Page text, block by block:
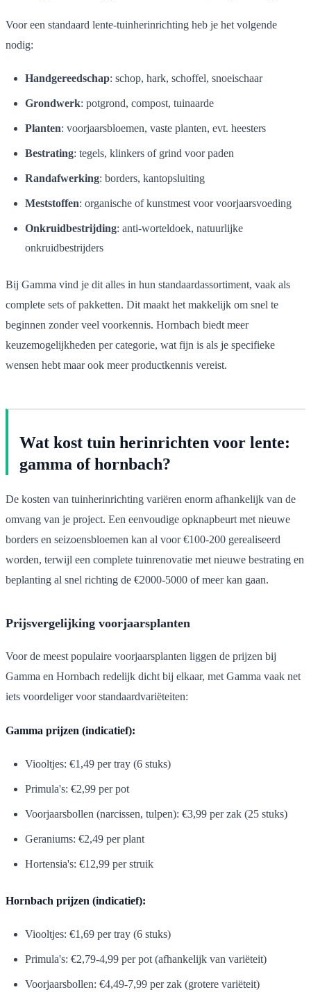
Voor een standaard lente-tuinherinrichting heb je het volgende
nodig:
Handgereedschap: schop, hark, schoffel, snoeischaar
Grondwerk: potgrond, compost, tuinaarde
Planten: voorjaarsbloemen, vaste planten, evt. heesters
Bestrating: tegels, klinkers of grind voor paden
Randafwerking: borders, kantopsluiting
Meststoffen: organische of kunstmest voor voorjaarsvoeding
Onkruidbestrijding: anti-worteldoek, natuurlijke
onkruidbestrijders
Bij Gamma vind je dit alles in hun standaardassortiment, vaak als
complete sets of pakketten. Dit maakt het makkelijk om snel te
beginnen zonder veel voorkennis. Hornbach biedt meer
keuzemogelijkheden per categorie, wat fijn is als je specifieke
wensen hebt maar ook meer productkennis vereist.
Wat kost tuin herinrichten voor lente:
gamma of hornbach?
De kosten van tuinherinrichting variëren enorm afhankelijk van de
omvang van je project. Een eenvoudige opknapbeurt met nieuwe
borders en seizoensbloemen kan al voor €100-200 gerealiseerd
worden, terwijl een complete tuinrenovatie met nieuwe bestrating en
beplanting al snel richting de €2000-5000 of meer kan gaan.
Prijsvergelijking voorjaarsplanten
Voor de meest populaire voorjaarsplanten liggen de prijzen bij
Gamma en Hornbach redelijk dicht bij elkaar, met Gamma vaak net
iets voordeliger voor standaardvariëteiten:
Gamma prijzen (indicatief):
Viooltjes: €1,49 per tray (6 stuks)
Primula's: €2,99 per pot
Voorjaarsbollen (narcissen, tulpen): €3,99 per zak (25 stuks)
Geraniums: €2,49 per plant
Hortensia's: €12,99 per struik
Hornbach prijzen (indicatief):
Viooltjes: €1,69 per tray (6 stuks)
Primula's: €2,79-4,99 per pot (afhankelijk van variëteit)
Voorjaarsbollen: €4,49-7,99 per zak (grotere variëteit)